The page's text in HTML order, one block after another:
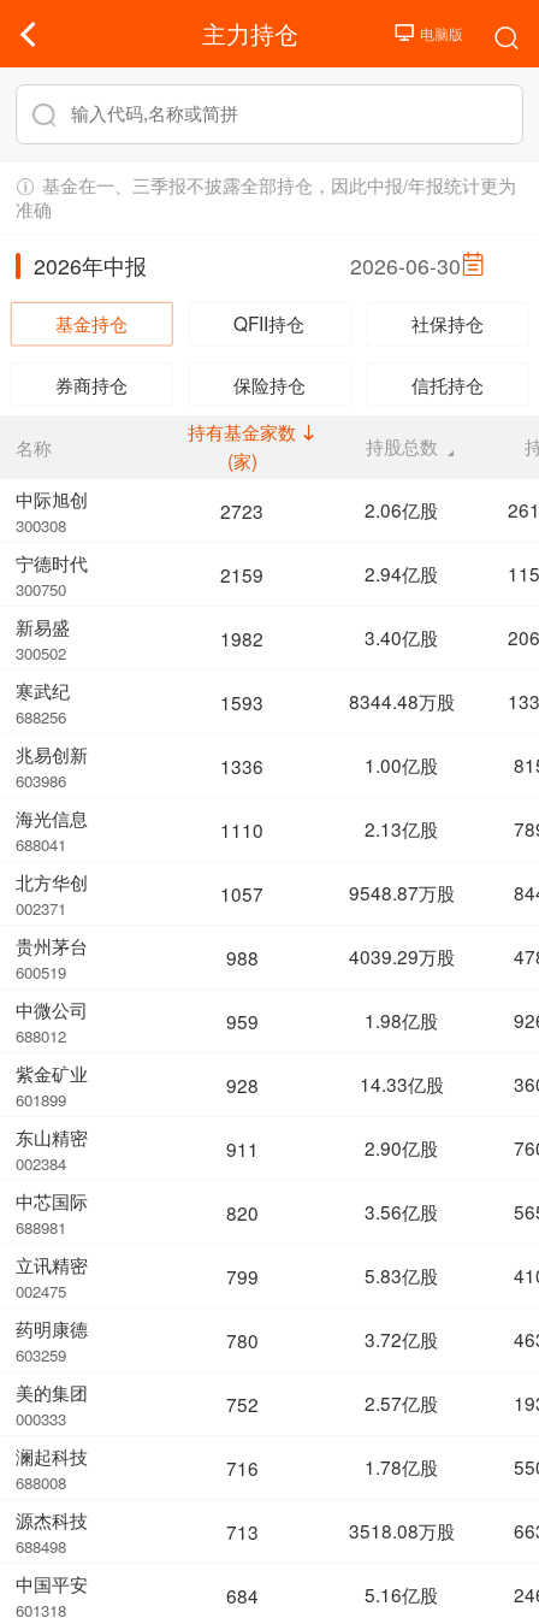
主力持仓
基金在一、三季报不披露全部持仓，因此中报/年报统计更为
准确
2026年中报 2026-06-30
基金持仓 QFII持仓 社保持仓
券商持仓 保险持仓 信托持仓
名称
中际旭创
300308
宁德时代
300750
新易盛
300502
寒武纪
688256
兆易创新
603986
海光信息
688041
北方华创
002371
贵州茅台
600519
中微公司
688012
紫金矿业
601899
东山精密
002384
中芯国际
688981
立讯精密
002475
药明康德
603259
美的集团
000333
澜起科技
688008
源杰科技
688498
中国平安
601318
持有基金家数
(家)
持股总数
2723 2.06亿股
2159 2.94亿股
1982 3.40亿股
1593 8344.48万股
1336 1.00亿股
1110 2.13亿股
1057 9548.87万股
988 4039.29万股
959 1.98亿股
928 14.33亿股
911 2.90亿股
820 3.56亿股
799 5.83亿股
780 3.72亿股
752 2.57亿股
716 1.78亿股
713 3518.08万股
684 5.16亿股